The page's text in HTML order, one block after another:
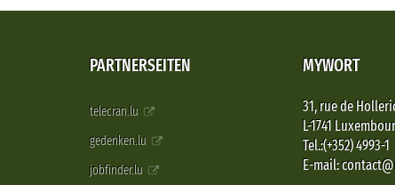
PARTNERSEITEN
telecran.lu
gedenken.lu
jobfinder.lu
MYWORT
31, rue de
L-1741
Tel.:(+352) 4993-1
E-mail: